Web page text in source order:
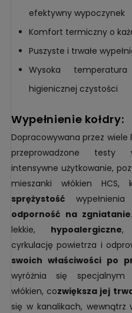
efektywny wypoczynek
Komfort termiczny o
Puszyste i trwałe
Wysoka
higienicznej czystości
wypełnienie kołdry:
Dopracowywana przez
przeprowadzone testy
intensywne użytkowanie,
mieszanki włókien HCS,
sprężystość
odporność na zgniatanie
lekkie, hypoalergiczne,
cyrkulację powietrza i
swoich właściwości po
wyróżnia się specjalnym
włókien, cozwiększa jej
się w kanalikach, wewnątrz